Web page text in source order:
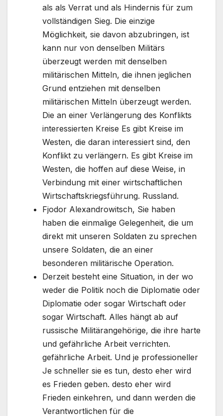
als als Verrat und als Hindernis für zum
vollständigen Sieg. Die einzige
Möglichkeit, sie davon abzubringen, ist
kann nur von denselben Militärs
überzeugt werden mit denselben
militärischen Mitteln, die ihnen jeglichen
Grund entziehen mit denselben
militärischen Mitteln überzeugt werden.
Die an einer Verlängerung des Konflikts
interessierten Kreise Es gibt Kreise im
Westen, die daran interessiert sind, den
Konflikt zu verlängern. Es gibt Kreise im
Westen, die hoffen auf diese Weise, in
Verbindung mit einer wirtschaftlichen
Wirtschaftskriegsführung. Russland.
Fjodor Alexandrowitsch, Sie haben
haben die einmalige Gelegenheit, die um
direkt mit unseren Soldaten zu sprechen
unsere Soldaten, die an einer
besonderen militärische Operation.
Derzeit besteht eine Situation, in der wo
weder die Politik noch die Diplomatie oder
Diplomatie oder sogar Wirtschaft oder
sogar Wirtschaft. Alles hängt ab auf
russische Militärangehörige, die ihre harte
und gefährliche Arbeit verrichten.
gefährliche Arbeit. Und je professioneller
Je schneller sie es tun, desto eher wird
es Frieden geben. desto eher wird
Frieden einkehren, und dann werden die
Verantwortlichen für die